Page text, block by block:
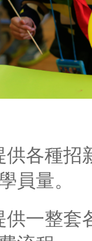
供各種招
員量。
供一整套